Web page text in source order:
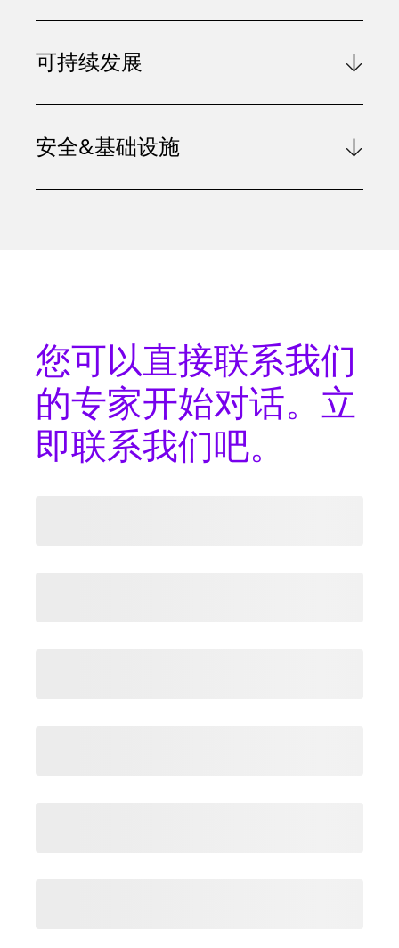
可持续发展
安全&基础设施
您可以直接联系我们
的专家开始对话。立
即联系我们吧。